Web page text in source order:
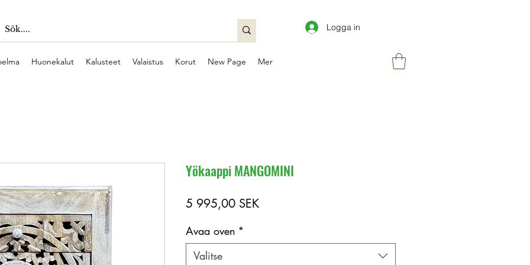
Logga in
Huonekalut Kalusteet Valaistus Korut New Page Mer
Yökaappi MANGOMINI
5 995,00 SEKHinta
Avaa oven *
Valitse